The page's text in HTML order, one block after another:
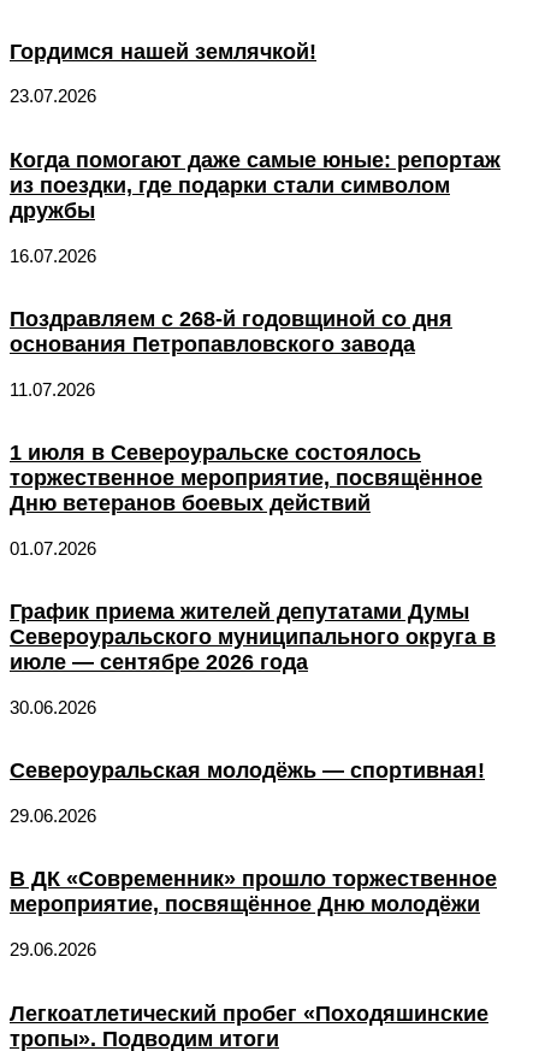
Гордимся нашей землячкой!
23.07.2026
Когда помогают даже самые юные: репортаж
из поездки, где подарки стали символом
дружбы
16.07.2026
Поздравляем с 268-й годовщиной со дня
основания Петропавловского завода
11.07.2026
1 июля в Североуральске состоялось
торжественное мероприятие, посвящённое
Дню ветеранов боевых действий
01.07.2026
График приема жителей депутатами Думы
Североуральского муниципального округа в
июле — сентябре 2026 года
30.06.2026
Североуральская молодёжь — спортивная!
29.06.2026
В ДК «Современник» прошло торжественное
мероприятие, посвящённое Дню молодёжи
29.06.2026
Легкоатлетический пробег «Походяшинские
тропы». Подводим итоги